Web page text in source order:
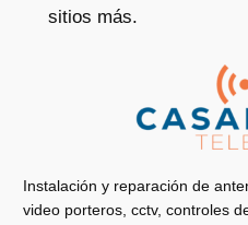
sitios más.
Instalación y reparación de
video porteros, cctv, controles